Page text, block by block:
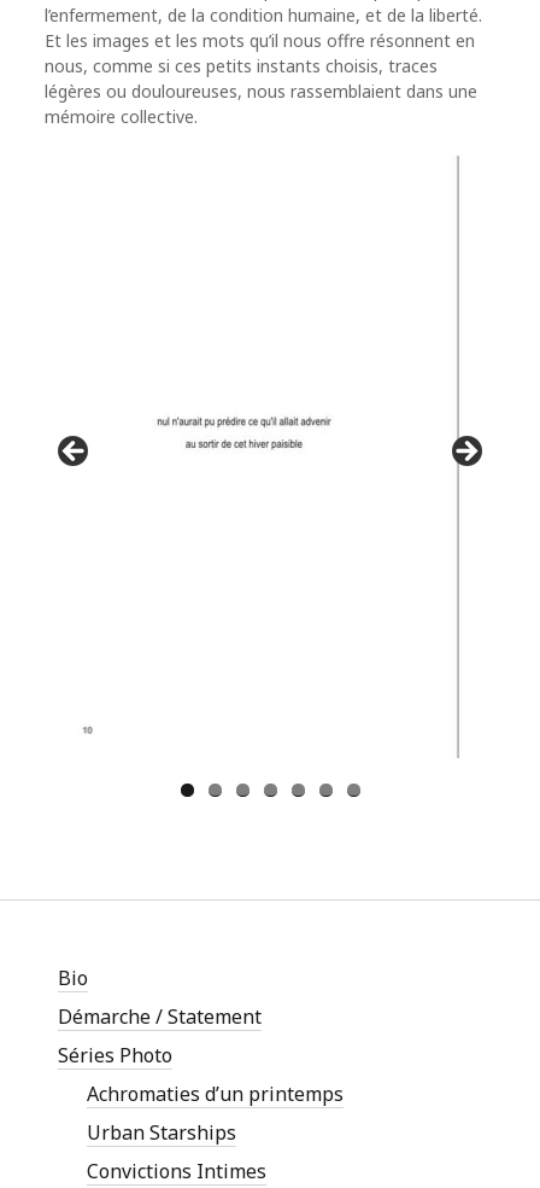
l’enfermement, de la condition humaine, et de la liberté.
Et les images et les mots qu’il nous offre résonnent en
nous, comme si ces petits instants choisis, traces
légères ou douloureuses, nous rassemblaient dans une
mémoire collective.
Bio
Démarche / Statement
Séries Photo
Achromaties d’un printemps
Urban Starships
Convictions Intimes